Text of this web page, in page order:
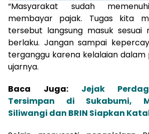
“Masyarakat sudah
membayar pajak. Tugas kita
tersebut langsung masuk sesuai
berlaku. Jangan sampai
terganggu karena kelalaian dalam
ujarnya.
Baca Juga: Jejak
Tersimpan di Sukabumi,
Siliwangi dan BRIN Siapkan